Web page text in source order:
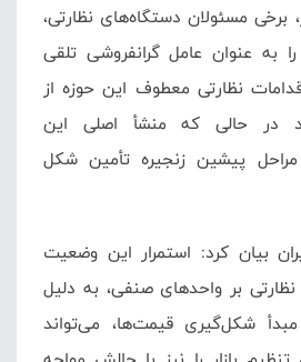
برخی مسئولان دستگاه‌های نظارتی،
به عنوان عامل گرانفروشی تلقی
نظارتی معطوف این حوزه از
در حالی که منشأ اصلی این
مراحل پیشین زنجیره تأمین شکل
بیان کرد: استمرار این وضعیت
نظارتی بر واحدهای صنفی، به دلیل
شکل‌گیری قیمت‌ها، می‌تواند